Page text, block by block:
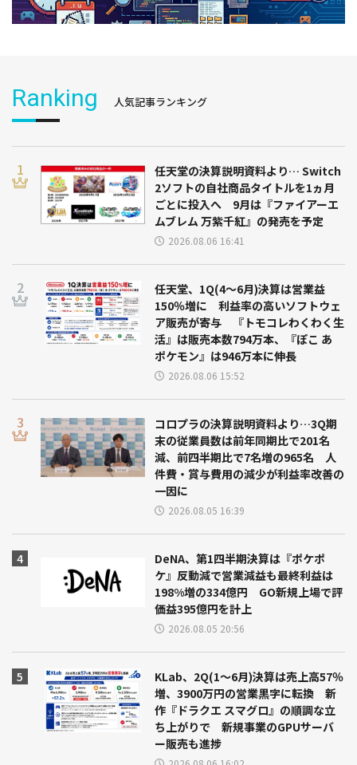
Ranking 人気記事ランキング
任天堂の決算説明資料より… Switch
2ソフトの自社商品タイトルを1ヵ月
ごとに投入へ 9月は『ファイアーエ
ムブレム 万紫千紅』の発売を予定
2026.08.06 16:41
任天堂、1Q(4～6月)決算は営業益
150％増に 利益率の高いソフトウェ
ア販売が寄与 『トモコレわくわく生
活』は販売本数794万本、『ぽこ あ
ポケモン』は946万本に伸長
2026.08.06 15:52
コロプラの決算説明資料より…3Q期
末の従業員数は前年同期比で201名
減、前四半期比で7名増の965名 人
件費・賞与費用の減少が利益率改善の
一因に
2026.08.05 16:39
DeNA、第1四半期決算は『ポケポ
ケ』反動減で営業減益も最終利益は
198%増の334億円 GO新規上場で評
価益395億円を計上
2026.08.05 20:56
KLab、2Q(1～6月)決算は売上高57％
増、3900万円の営業黒字に転換 新
作『ドラクエ スマグロ』の順調な立
ち上がりで 新規事業のGPUサーバ
ー販売も進捗